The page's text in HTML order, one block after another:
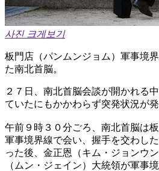
사진 크게보기
板門店（パンムンジョム）軍事境
た南北首脳。
２７日、南北首脳会談が開かれる
ていたにもかかわらず突発状況が発
午前９時３０分ごろ、南北首脳は
軍事境界線で会い、握手を交わし
った後、金正恩（キム・ジョンウ
（ムン・ジェイン）大統領が軍事